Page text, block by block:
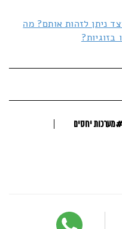
ניתן לזהות אותם? מה
#מערכות יחסים